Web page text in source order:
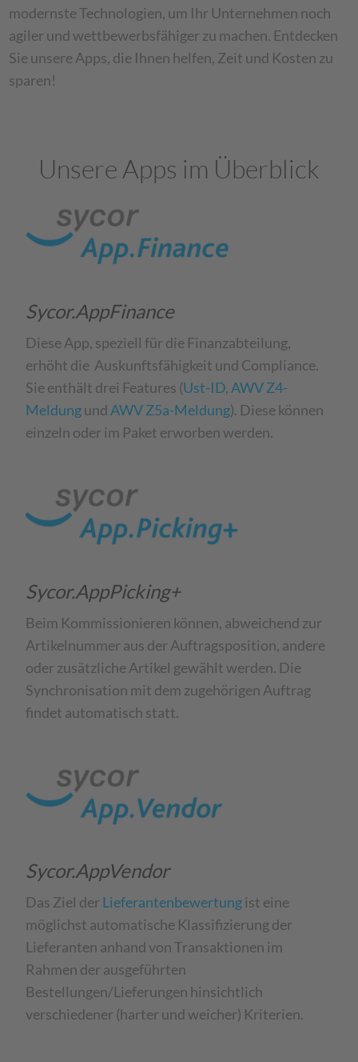
modernste Technologien, um Ihr Unternehmen noch
agiler und wettbewerbsfähiger zu machen. Entdecken
Sie unsere Apps, die Ihnen helfen, Zeit und Kosten zu
sparen!
Unsere Apps im Überblick
Sycor.AppFinance
Diese App, speziell für die Finanzabteilung,
erhöht die Auskunftsfähigkeit und Compliance.
Sie enthält drei Features (Ust-ID,AWV Z4-
MeldungundAWV Z5a-Meldung). Diese können
einzeln oder im Paket erworben werden.
Sycor.AppPicking+
Beim Kommissionieren können, abweichend zur
Artikelnummer aus der Auftragsposition, andere
oder zusätzliche Artikel gewählt werden. Die
Synchronisation mit dem zugehörigen Auftrag
findet automatisch statt.​
Sycor.AppVendor
Das Ziel derLieferantenbewertungist eine
möglichst automatische Klassifizierung der
Lieferanten anhand von Transaktionen im
Rahmen der ausgeführten
Bestellungen/Lieferungen hinsichtlich
verschiedener (harter und weicher) Kriterien.​